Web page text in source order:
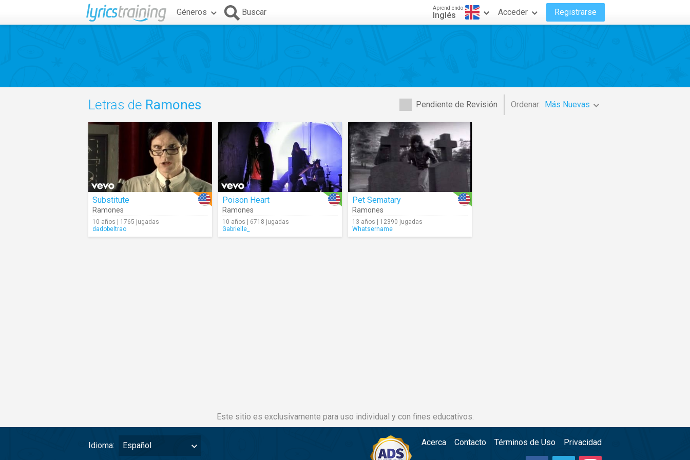
Géneros Buscar Aprendiendo
Inglés Acceder Registrarse
Pendiente de Revisión Ordenar: Más Nuevas
Letras de Ramones
Substitute
Ramones
10 años | 1765 jugadas
dadobeltrao
Poison Heart
Ramones
10 años | 6718 jugadas
Gabrielle_
Pet Sematary
Ramones
13 años | 12390 jugadas
Whatsername
Este sitio es exclusivamente para uso individual y con fines educativos.
Idioma: Español Acerca Contacto Términos de Uso Privacidad